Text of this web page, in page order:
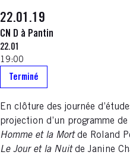
22.01.19
CN D à Pantin
22.01
19:00
Terminé
En clôture des journée
projection d’un programme
Homme et la Mortde Roland
Le Jour et la Nuitde Janine